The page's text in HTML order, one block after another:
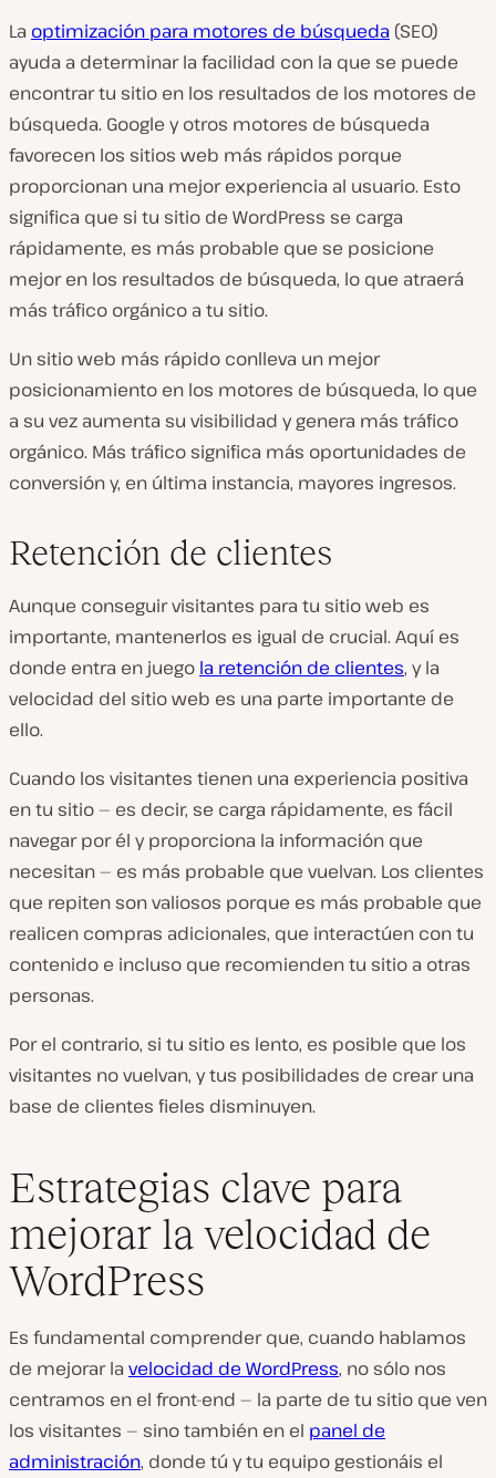
La optimización para motores de búsqueda (SEO)
ayuda a determinar la facilidad con la que se puede
encontrar tu sitio en los resultados de los motores de
búsqueda. Google y otros motores de búsqueda
favorecen los sitios web más rápidos porque
proporcionan una mejor experiencia al usuario. Esto
significa que si tu sitio de WordPress se carga
rápidamente, es más probable que se posicione
mejor en los resultados de búsqueda, lo que atraerá
más tráfico orgánico a tu sitio.
Un sitio web más rápido conlleva un mejor
posicionamiento en los motores de búsqueda, lo que
a su vez aumenta su visibilidad y genera más tráfico
orgánico. Más tráfico significa más oportunidades de
conversión y, en última instancia, mayores ingresos.
Retención de clientes
Aunque conseguir visitantes para tu sitio web es
importante, mantenerlos es igual de crucial. Aquí es
donde entra en juego la retención de clientes, y la
velocidad del sitio web es una parte importante de
ello.
Cuando los visitantes tienen una experiencia positiva
en tu sitio — es decir, se carga rápidamente, es fácil
navegar por él y proporciona la información que
necesitan — es más probable que vuelvan. Los clientes
que repiten son valiosos porque es más probable que
realicen compras adicionales, que interactúen con tu
contenido e incluso que recomienden tu sitio a otras
personas.
Por el contrario, si tu sitio es lento, es posible que los
visitantes no vuelvan, y tus posibilidades de crear una
base de clientes fieles disminuyen.
Estrategias clave para
mejorar la velocidad de
WordPress
Es fundamental comprender que, cuando hablamos
de mejorar la velocidad de WordPress, no sólo nos
centramos en el front-end — la parte de tu sitio que ven
los visitantes — sino también en el panel de
administración, donde tú y tu equipo gestionáis el